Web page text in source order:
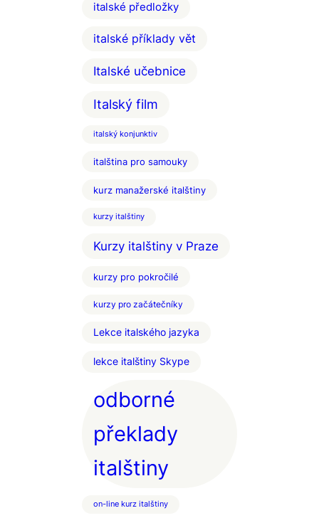
italské předložky
italské příklady vět
Italské učebnice
Italský film
italský konjunktiv
italština pro samouky
kurz manažerské italštiny
kurzy italštiny
Kurzy italštiny v Praze
kurzy pro pokročilé
kurzy pro začátečníky
Lekce italského jazyka
lekce italštiny Skype
odborné
překlady
italštiny
on-line kurz italštiny